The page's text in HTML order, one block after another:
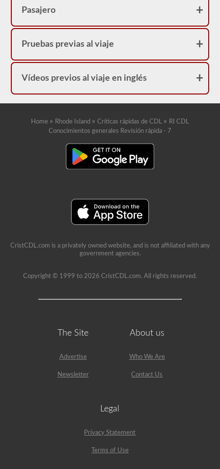
Pasajero
Pruebas previas al viaje
Vídeos previos al viaje en inglés
Home » Rhode Island » Críticas rápidas de CDL » RI CDL
Conocimientos generales Revisión rápida - 7
CristCDL.com is a privately owned website, and is not affiliated with any
government agencies.
Copyright © 1999 to 2026 CristCDL.com. All rights reserved.
The Site
Advertise
Newsletter
About us
Who We Are
Contact Us
Legal
Privacy Statement
Terms of Use